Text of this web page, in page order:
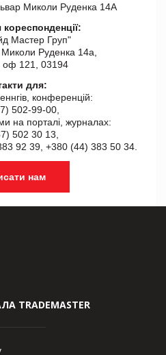
Миколи Руденка 14А
Мастер Груп"
Руденка 14а,
оф 121, 03194
для:
конференцій:
502-99-00,
на порталі, журналах:
502 30 13,
92 39, +380 (44) 383 50 34.
нам
TRADEMASTER